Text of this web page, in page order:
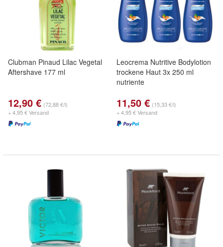
Clubman Pinaud Lilac Vegetal
Aftershave 177 ml
12,90 € (72,88 €/l)
+ 4,95 € Versand
Leocrema Nutritive Bodylotion
trockene Haut 3x 250 ml
nutriente
11,50 € (15,33 €/l)
+ 4,95 € Versand